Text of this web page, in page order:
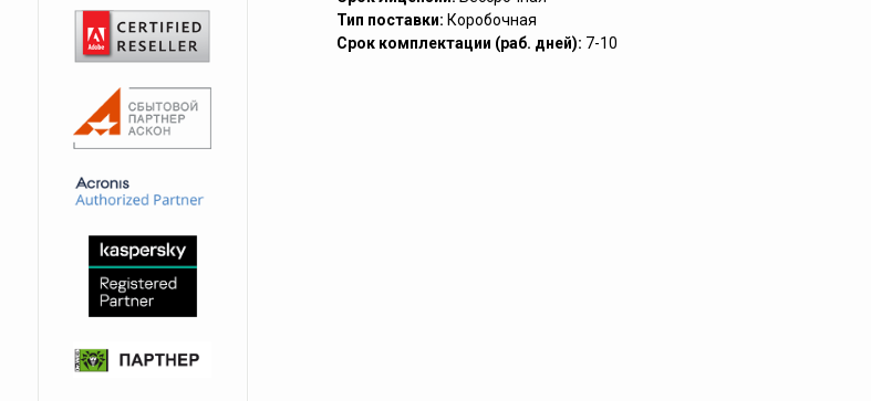
Тип поставки: Коробочная
Срок комплектации (раб. дней): 7-10